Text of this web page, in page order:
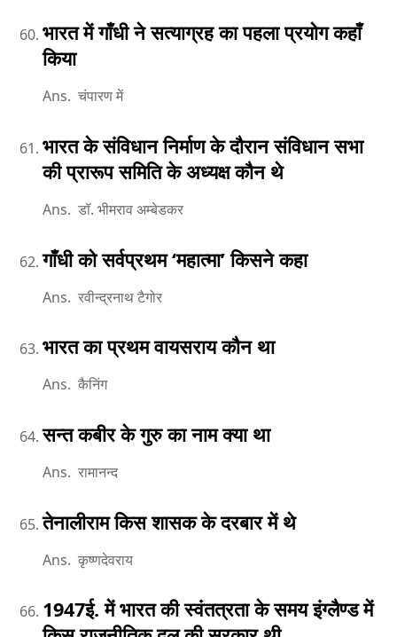
भारत में गाँधी ने सत्याग्रह का पहला प्रयोग कहाँ
किया
Ans. चंपारण में
भारत के संविधान निर्माण के दौरान संविधान सभा
की प्रारूप समिति के अध्यक्ष कौन थे
Ans. डॉ. भीमराव अम्बेडकर
गाँंधी को सर्वप्रथम ‘महात्मा’ किसने कहा
Ans. रवीन्द्रनाथ टैगोर
भारत का प्रथम वायसराय कौन था
Ans. कैनिंग
सन्त कबीर के गुरु का नाम क्या था
Ans. रामानन्द
तेनालीराम किस शासक के दरबार में थे
Ans. कृष्णदेवराय
1947ई. में भारत की स्वंतत्रता के समय इंग्लैण्ड में